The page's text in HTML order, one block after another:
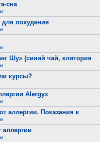
сна
для похудения
Шу» (синий чай, клитория
курсы?
Alergyx
аллергии. Показания к
аллергии